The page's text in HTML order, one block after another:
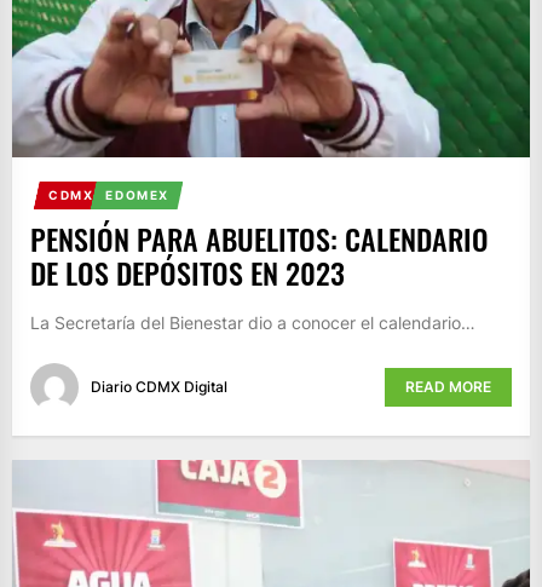
CDMX EDOMEX
PENSIÓN PARA ABUELITOS: CALENDARIO
DE LOS DEPÓSITOS EN 2023
La Secretaría del Bienestar dio a conocer el calendario…
Diario CDMX Digital READ MORE